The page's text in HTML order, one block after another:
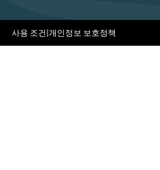
사용 조건|개인정보 보호정책